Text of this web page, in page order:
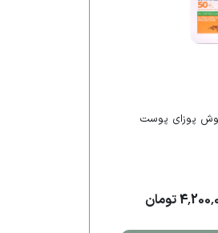
پوزای پوست
تومان